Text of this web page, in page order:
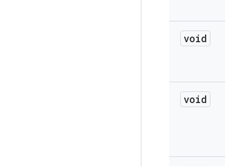
void
void